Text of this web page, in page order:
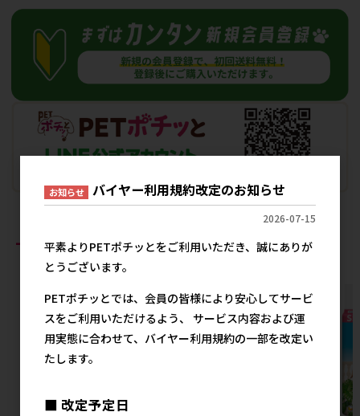
おすすめ商品
お知らせ バイヤー利用規約改定のお知らせ
2026-07-15
平素よりPETポチッとをご利用いただき、誠にありが
とうございます。
PETポチッとでは、会員の皆様により安心してサービ
スをご利用いただけるよう、 サービス内容および運
用実態に合わせて、バイヤー利用規約の一部を改定い
たします。
■ 改定予定日